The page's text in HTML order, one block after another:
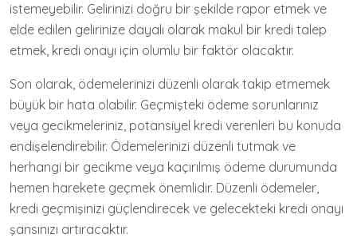
istemeyebilir. Gelirinizi doğru bir şekilde rapor etmek ve
elde edilen gelirinize dayalı olarak makul bir kredi talep
etmek, kredi onayı için olumlu bir faktör olacaktır.
Son olarak, ödemelerinizi düzenli olarak takip etmemek
büyük bir hata olabilir. Geçmişteki ödeme sorunlarınız
veya gecikmeleriniz, potansiyel kredi verenleri bu konuda
endişelendirebilir. Ödemelerinizi düzenli tutmak ve
herhangi bir gecikme veya kaçırılmış ödeme durumunda
hemen harekete geçmek önemlidir. Düzenli ödemeler,
kredi geçmişinizi güçlendirecek ve gelecekteki kredi onayı
şansınızı artıracaktır.